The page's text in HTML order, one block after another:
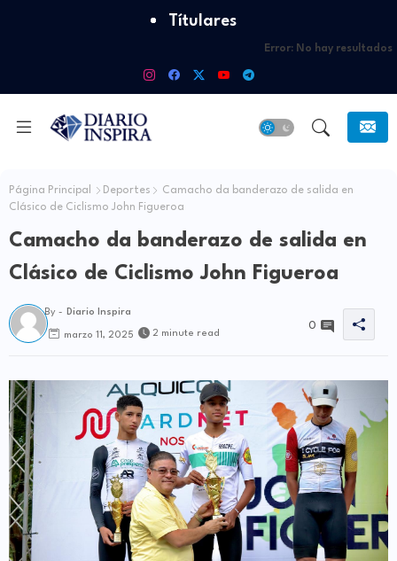
Títulares
Error: No hay resultados
Página Principal Deportes
Camacho da banderazo de salida en
Clásico de Ciclismo John Figueroa
Camacho da banderazo de salida en
Clásico de Ciclismo John Figueroa
By - Diario Inspira
marzo 11, 2025 2 minute read
0